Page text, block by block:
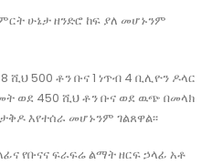
ሁኔታ ዘንድሮ ከፍ ያለ መሆኑንም
500 ቶን ቡና 1 ነጥብ 4 ቢሊዮን ዶላር
ወደ 450 ሺህ ቶን ቡና ወደ ዉጭ በመላክ
እየተሰራ መሆኑንም ገልጸዋል፡፡
የቡናና ፍራፍሬ ልማት ዘርፍ ኃላፊ አቶ